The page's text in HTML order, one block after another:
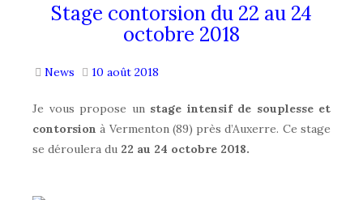
Stage contorsion du 22 au 24
octobre 2018
News 10 août 2018
Je vous propose un stage intensif de souplesse et
contorsion à Vermenton (89) près d’Auxerre. Ce stage
se déroulera du 22 au 24 octobre 2018.